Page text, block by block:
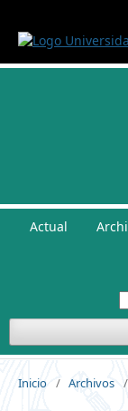
Actual
Inicio / Archivos /